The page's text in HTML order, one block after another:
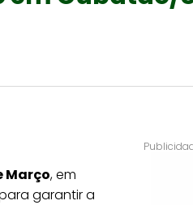
Março, em
garantir a